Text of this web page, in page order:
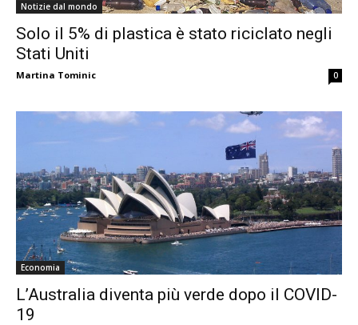
Notizie dal mondo
Solo il 5% di plastica è stato riciclato negli
Stati Uniti
Martina Tominic 0
Economia
L’Australia diventa più verde dopo il COVID-
19